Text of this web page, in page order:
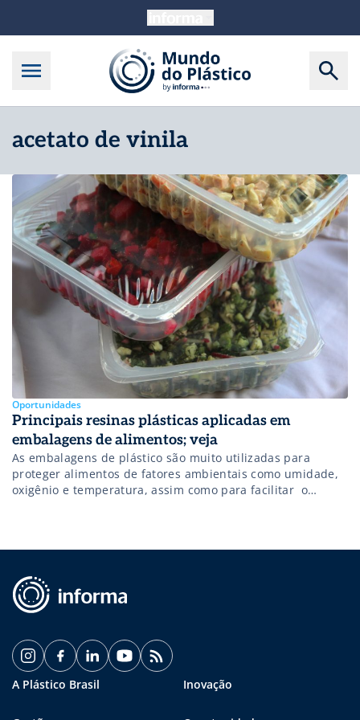
acetato de vinila
Oportunidades
Principais resinas plásticas aplicadas em
embalagens de alimentos; veja
As embalagens de plástico são muito utilizadas para
proteger alimentos de fatores ambientais como umidade,
oxigênio e temperatura, assim como para facilitar o
diferentes situações e atuar como uma ferramenta de
A Plástico Brasil Inovação